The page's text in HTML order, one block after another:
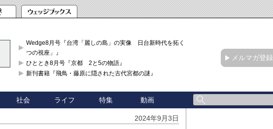
Wedge8月号『台湾「麗しの島」の実像 日台新時代を拓く「3
つの視座」』
ひととき8月号『京都 2と5の物語』
新刊書籍『飛鳥・藤原に隠された古代宮都の謎』
メルマガ登録
社会 ライフ 特集 動画
2024年9月3日